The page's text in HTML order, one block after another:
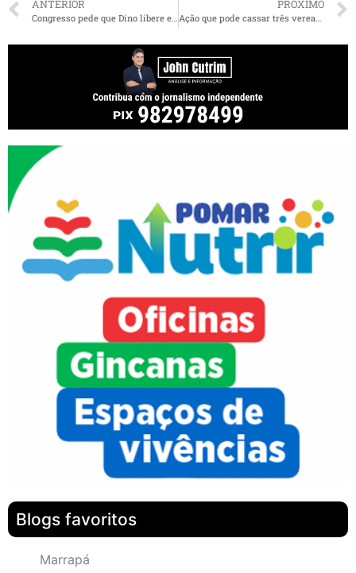
ANTERIOR
Congresso pede que Dino libere emendas e diz cumprir transparência
PRÓXIMO
Ação que pode cassar três vereadores do Podemos em São Luís é protocolada no TRE-MA
Blogs favoritos
Marrapá